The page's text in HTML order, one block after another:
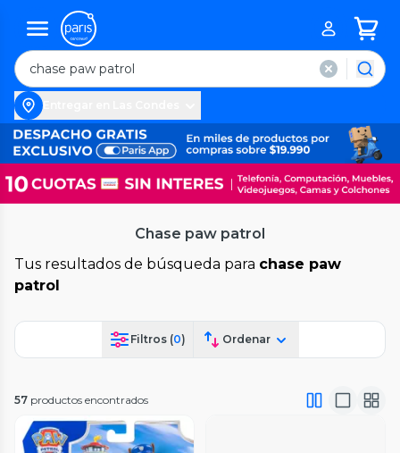
Chase paw patrol
Tus resultados de búsqueda para chase paw
patrol
Filtros (0) Ordenar
57 productos encontrados